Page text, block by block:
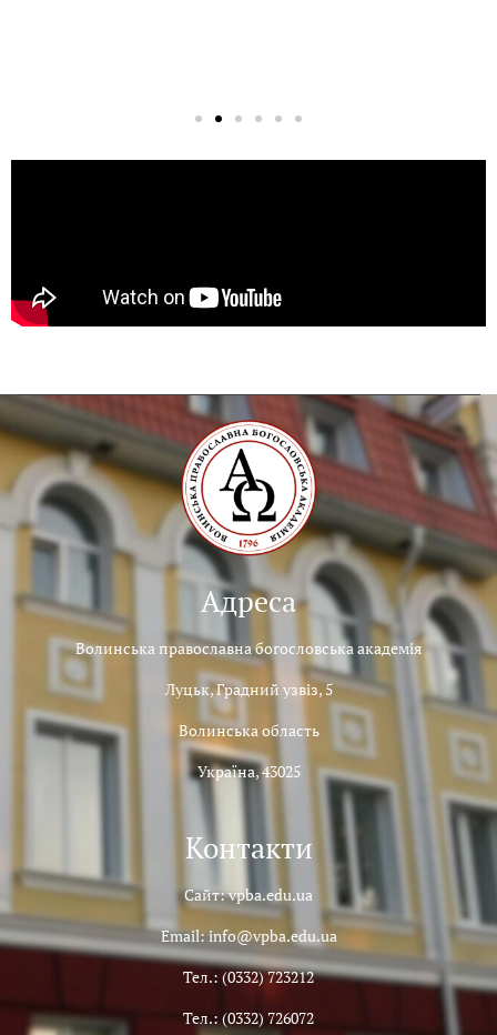
Адреса
Волинська православна богословська академія
Луцьк, Градний узвіз, 5
Волинська область
Україна, 43025
Контакти
Сайт: vpba.edu.ua
Email: info@vpba.edu.ua
Тел.: (0332) 723212
Тел.: (0332) 726072